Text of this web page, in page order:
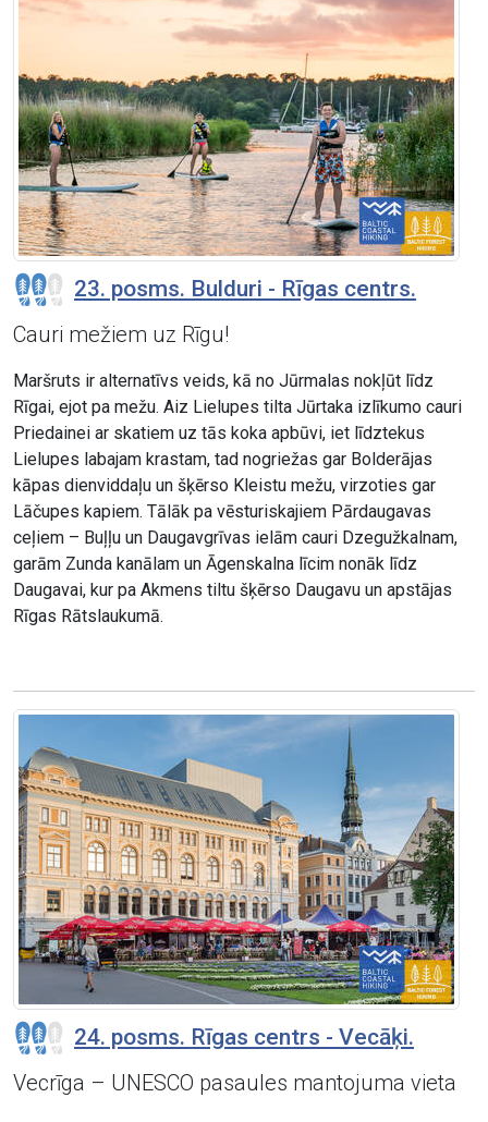
23. posms. Bulduri - Rīgas centrs.
Cauri mežiem uz Rīgu!
Maršruts ir alternatīvs veids, kā no Jūrmalas nokļūt līdz
Rīgai, ejot pa mežu. Aiz Lielupes tilta Jūrtaka izlīkumo cauri
Priedainei ar skatiem uz tās koka apbūvi, iet līdztekus
Lielupes labajam krastam, tad nogriežas gar Bolderājas
kāpas dienviddaļu un šķērso Kleistu mežu, virzoties gar
Lāčupes kapiem. Tālāk pa vēsturiskajiem Pārdaugavas
ceļiem – Buļļu un Daugavgrīvas ielām cauri Dzegužkalnam,
garām Zunda kanālam un Āgenskalna līcim nonāk līdz
Daugavai, kur pa Akmens tiltu šķērso Daugavu un apstājas
Rīgas Rātslaukumā.
24. posms. Rīgas centrs - Vecāķi.
Vecrīga – UNESCO pasaules mantojuma vieta